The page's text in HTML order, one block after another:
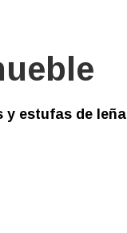
y estufas de leña